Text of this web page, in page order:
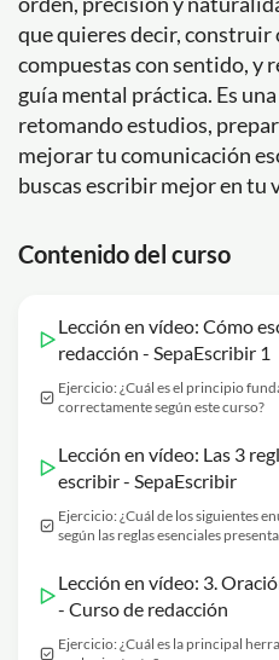
que quieres decir, construir
compuestas con sentido, y
guía mental práctica. Es
retomando estudios,
mejorar tu comunicación
buscas escribir mejor en tu
Contenido del curso
Lección en vídeo: Cómo
redacción - SepaEscribir 1
Ejercicio: ¿Cuál es el principio
correctamente según este curso?
Lección en vídeo: Las 3
escribir - SepaEscribir
Ejercicio: ¿Cuál de los siguientes
según las reglas esenciales
Lección en vídeo: 3.
- Curso de redacción
Ejercicio: ¿Cuál es la principal